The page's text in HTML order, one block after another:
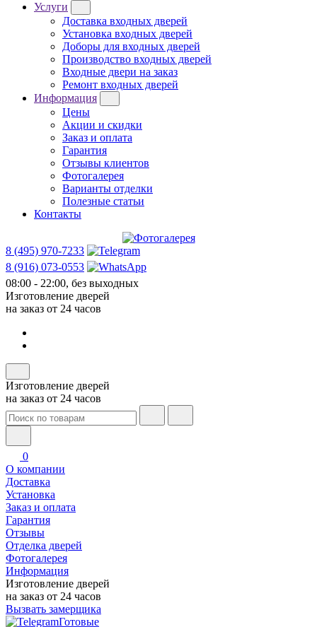
Услуги
Доставка входных дверей
Установка входных дверей
Доборы для входных дверей
Производство входных дверей
Входные двери на заказ
Ремонт входных дверей
Информация
Цены
Акции и скидки
Заказ и оплата
Гарантия
Отзывы клиентов
Фотогалерея
Варианты отделки
Полезные статьи
Контакты
8 (495) 970-7233
8 (916) 073-0553
08:00 - 22:00, без выходных
Изготовление дверей
на заказ от 24 часов
Изготовление дверей
на заказ от 24 часов
0
О компании
Доставка
Установка
Заказ и оплата
Гарантия
Отзывы
Отделка дверей
Фотогалерея
Информация
Изготовление дверей
на заказ от 24 часов
Вызвать замерщика
Готовые